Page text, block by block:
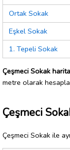
Ortak Sokak
Eşkel Sokak
1. Tepeli Sokak
Çeşmeci Sokak
metre olarak
Çeşmeci
Çeşmeci Sokak ile